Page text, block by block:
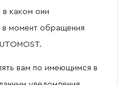
каком они
в момент обращения
вам по имеющимся в